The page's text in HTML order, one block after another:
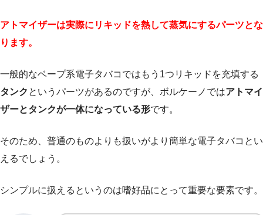
アトマイザーは実際にリキッドを熱して蒸気にするパーツとな
ります。
一般的なベープ系電子タバコではもう1つリキッドを充填する
タンク というパーツがあるのですが、ボルケーノではアトマイ
ザーとタンクが一体になっている形です。
そのため、普通のものよりも扱いがより簡単な電子タバコとい
えるでしょう。
シンプルに扱えるというのは嗜好品にとって重要な要素です。